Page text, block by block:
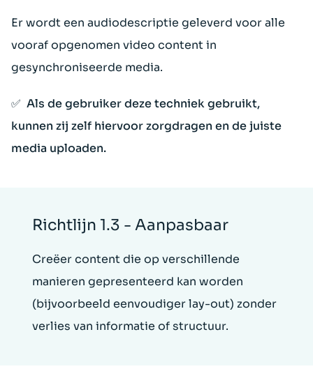
Er wordt een audiodescriptie geleverd voor alle
vooraf opgenomen video content in
gesynchroniseerde media.
✅ Als de gebruiker deze techniek gebruikt,
kunnen zij zelf hiervoor zorgdragen en de juiste
media uploaden.
Richtlijn 1.3 - Aanpasbaar
Creëer content die op verschillende
manieren gepresenteerd kan worden
(bijvoorbeeld eenvoudiger lay-out) zonder
verlies van informatie of structuur.